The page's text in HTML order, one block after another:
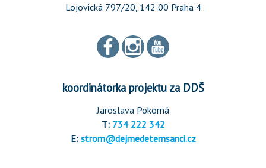
Lojovická 797/20, 142 00 Praha 4
koordinátorka projektu za DDŠ
Jaroslava Pokorná
T: 734 222 342
E: strom@dejmedetemsanci.cz